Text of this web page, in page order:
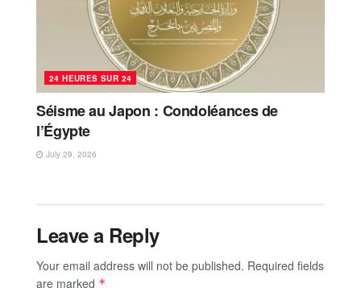
24 HEURES SUR 24
Séisme au Japon : Condoléances de
l’Égypte
July 29, 2026
Leave a Reply
Your email address will not be published. Required fields
are marked *